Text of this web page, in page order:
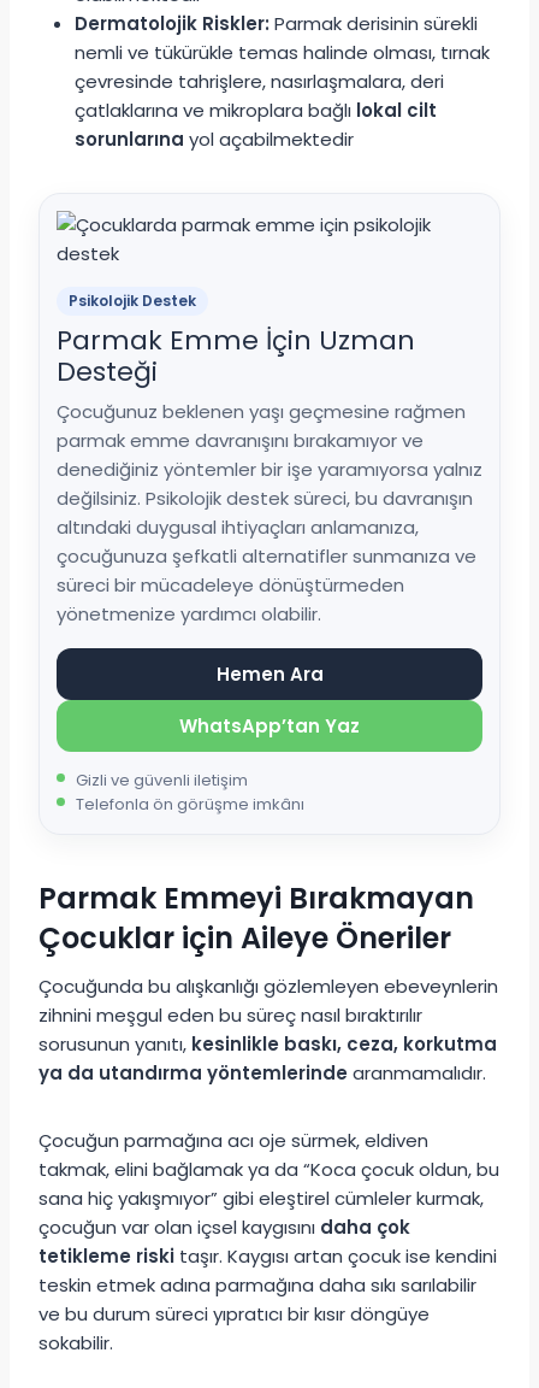
Dermatolojik Riskler: Parmak derisinin sürekli
nemli ve tükürükle temas halinde olması, tırnak
çevresinde tahrişlere, nasırlaşmalara, deri
çatlaklarına ve mikroplara bağlı lokal cilt
sorunlarına yol açabilmektedir
Psikolojik Destek
Parmak Emme İçin Uzman
Desteği
Çocuğunuz beklenen yaşı geçmesine rağmen
parmak emme davranışını bırakamıyor ve
denediğiniz yöntemler bir işe yaramıyorsa yalnız
değilsiniz. Psikolojik destek süreci, bu davranışın
altındaki duygusal ihtiyaçları anlamanıza,
çocuğunuza şefkatli alternatifler sunmanıza ve
süreci bir mücadeleye dönüştürmeden
yönetmenize yardımcı olabilir.
Hemen Ara
WhatsApp’tan Yaz
Gizli ve güvenli iletişim
Telefonla ön görüşme imkânı
Parmak Emmeyi Bırakmayan
Çocuklar için Aileye Öneriler
Çocuğunda bu alışkanlığı gözlemleyen ebeveynlerin
zihnini meşgul eden bu süreç nasıl bıraktırılır
sorusunun yanıtı, kesinlikle baskı, ceza, korkutma
ya da utandırma yöntemlerinde aranmamalıdır.
Çocuğun parmağına acı oje sürmek, eldiven
takmak, elini bağlamak ya da “Koca çocuk oldun, bu
sana hiç yakışmıyor” gibi eleştirel cümleler kurmak,
çocuğun var olan içsel kaygısını daha çok
tetikleme riski taşır. Kaygısı artan çocuk ise kendini
teskin etmek adına parmağına daha sıkı sarılabilir
ve bu durum süreci yıpratıcı bir kısır döngüye
sokabilir.